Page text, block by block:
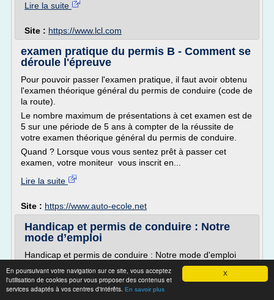
X
En poursuivant votre navigation sur ce site, vous acceptez
l'utilisation de cookies pour vous proposer des contenus et
services adaptés à vos centres d'intérêts. En savoir plus
Lire la suite
Site : https://www.lcl.com
examen pratique du permis B - Comment se
déroule l'épreuve
Pour pouvoir passer l'examen pratique, il faut avoir obtenu
l'examen théorique général du permis de conduire (code de
la route).
Le nombre maximum de présentations à cet examen est de
5 sur une période de 5 ans à compter de la réussite de
votre examen théorique général du permis de conduire.
Quand ? Lorsque vous vous sentez prêt à passer cet
examen, votre moniteur vous inscrit en...
Lire la suite
Site : https://www.auto-ecole.net
Handicap et permis de conduire : Notre
mode d’emploi
Handicap et permis de conduire : Notre mode d'emploi
24 octobre 2017, 14 h 44 min
Handicap et permis de conduire : C'est possible